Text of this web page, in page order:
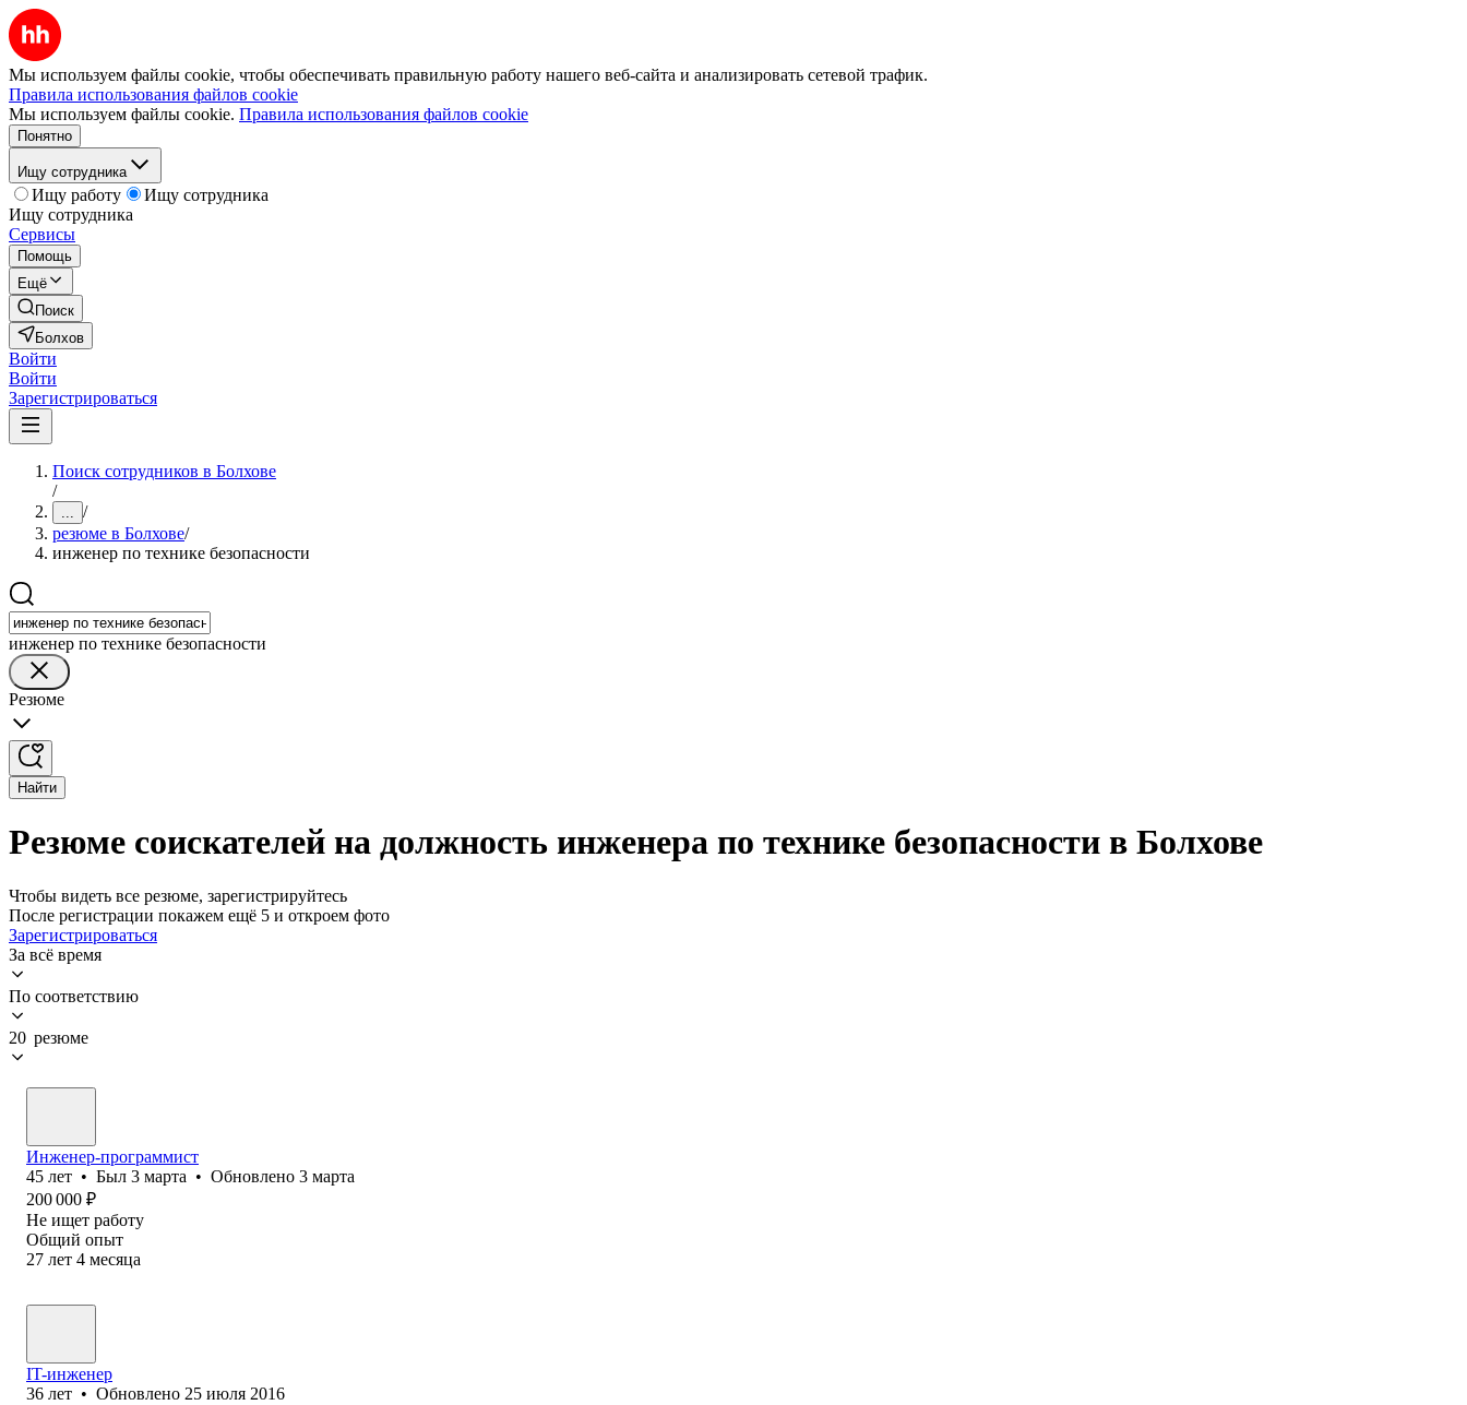
Мы используем файлы cookie, чтобы обеспечивать правильную работу нашего веб-сайта и анализировать сетевой трафик.
Правила использования файлов cookie
Мы используем файлы cookie. Правила использования файлов cookie
Понятно
Ищу сотрудника
Ищу работу
Ищу сотрудника
Ищу сотрудника
Сервисы
Помощь
Ещё
Поиск
Болхов
Войти
Войти
Зарегистрироваться
Поиск сотрудников в Болхове
/
... /
резюме в Болхове/
инженер по технике безопасности
инженер по технике безопасности
Резюме
Найти
Резюме соискателей на должность инженера по технике безопасности в Болхове
Чтобы видеть все резюме, зарегистрируйтесь
После регистрации покажем ещё 5 и откроем фото
Зарегистрироваться
За всё время
По соответствию
20 резюме
Инженер-программист
45 лет • Был 3 марта • Обновлено 3 марта
200 000 ₽
Не ищет работу
Общий опыт
27 лет 4 месяца
IT-инженер
36 лет • Обновлено 25 июля 2016